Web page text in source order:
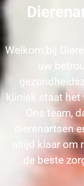
Welkom bij
uw
kliniek staat
Ons team,
dierenartsen
altijd klaar
de beste